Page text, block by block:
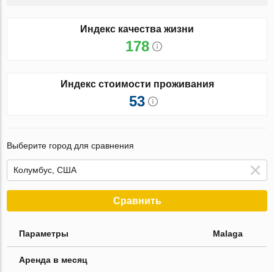
Индекс качества жизни
178
Индекс стоимости проживания
53
Выберите город для сравнения
Сравнить
Параметры Malaga
Аренда в месяц